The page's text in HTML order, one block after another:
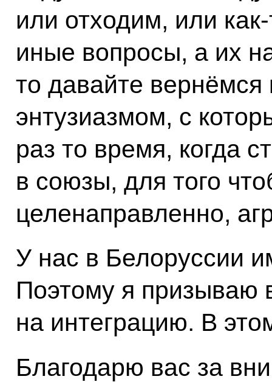
или отходим, или
иные вопросы, а их
то давайте вернёмся
энтузиазмом, с
раз то время, когда
в союзы, для того
целенаправленно,
У нас в Белоруссии
Поэтому я призываю
на интеграцию. В
Благодарю вас за